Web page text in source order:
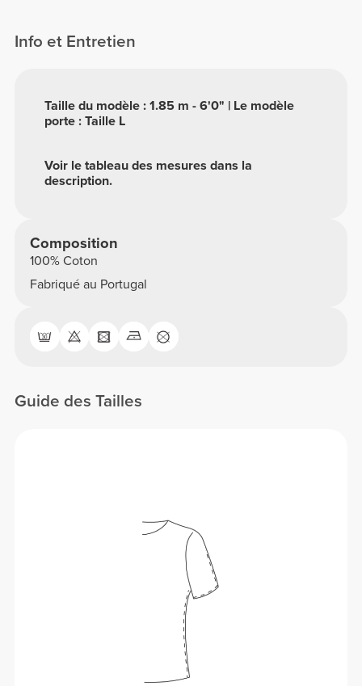
Info et Entretien
Voir le tableau des mesures dans la
description.
Taille du modèle : 1.85 m - 6'0" | Le modèle
porte : Taille L
Composition
100% Coton
Fabriqué au Portugal
Guide des Tailles